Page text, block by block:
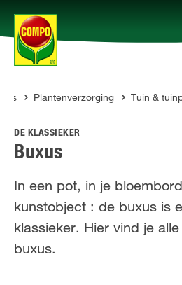
Producten
Advies
Thema's
Tot je dienst
Plantenverzorging Tuin &
DE KLASSIEKER
Buxus
In een pot, in je
kunstobject : de buxus is
klassieker. Hier vind je
buxus.